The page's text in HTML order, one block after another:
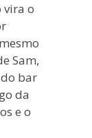
vira o
Sam,
bar
da
e o